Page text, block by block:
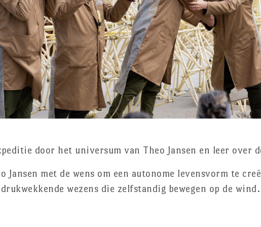
door het universum van Theo Jansen en leer over
Jansen met de wens om een autonome levensvorm te
wezens die zelfstandig bewegen op de